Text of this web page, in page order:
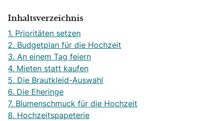
Inhaltsverzeichnis
1. Prioritäten setzen
2. Budgetplan für die Hochzeit
3. An einem Tag feiern
4. Mieten statt kaufen
5. Die Brautkleid-Auswahl
6. Die Eheringe
7. Blumenschmuck für die Hochzeit
8. Hochzeitspapeterie